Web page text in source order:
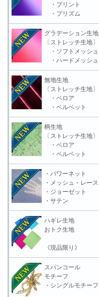
・プリント
・プリズム
グラデーション生地
〔ストレッチ生地〕
・ソフトメッシュ
・ハードメッシュ
無地生地
〔ストレッチ生地〕
・ベロア
・ベルベット
柄生地
〔ストレッチ生地〕
・ベロア
・ベルベット
・パワーネット
・メッシュ・レース
・ジョーゼット
・サテン
ハギレ生地
おトク生地
《現品限り》
スパンコール
モチーフ
・シングルモチーフ